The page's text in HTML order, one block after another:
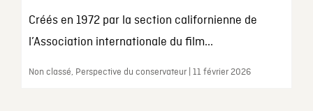
Créés en 1972 par la section californienne de
l’Association internationale du film...
Non classé, Perspective du conservateur | 11 février 2026